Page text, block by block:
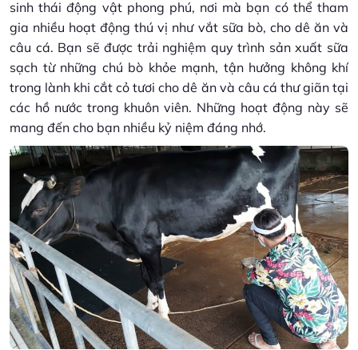
sinh thái động vật phong phú, nơi mà bạn có thể tham
gia nhiều hoạt động thú vị như vắt sữa bò, cho dê ăn và
câu cá. Bạn sẽ được trải nghiệm quy trình sản xuất sữa
sạch từ những chú bò khỏe mạnh, tận hưởng không khí
trong lành khi cắt cỏ tươi cho dê ăn và câu cá thư giãn tại
các hồ nước trong khuôn viên. Những hoạt động này sẽ
mang đến cho bạn nhiều kỷ niệm đáng nhớ.